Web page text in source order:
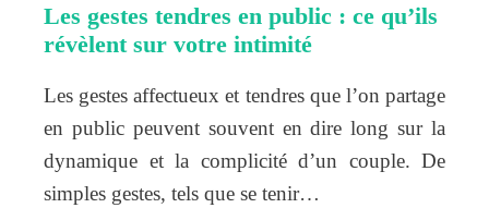
Les gestes tendres en public : ce qu’ils
révèlent sur votre intimité
Les gestes affectueux et tendres que l’on partage
en public peuvent souvent en dire long sur la
dynamique et la complicité d’un couple. De
simples gestes, tels que se tenir…